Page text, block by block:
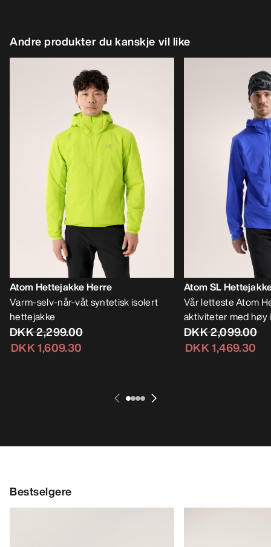
Andre produkter du kanskje vil like
Atom Hettejakke Herre
Varm-selv-når-våt syntetisk isolert
hettejakke
DKK 2,299.00
DKK 1,609.30
Atom SL
Vår letteste Atom
aktiviteter med høy
DKK 2,099.00
DKK 1,469.30
Bestselgere